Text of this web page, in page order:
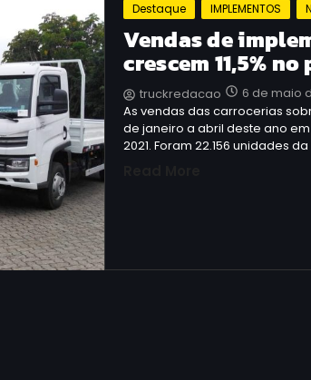
Destaque IMPLEMENTOS
Vendas de
crescem 11,5%
truckredacao 6 de maio
As vendas das carrocerias
de janeiro a abril deste ano
2021. Foram 22.156 unidades